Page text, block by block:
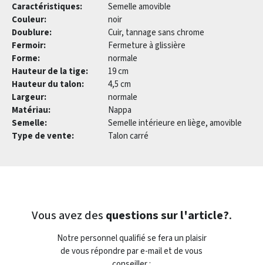
Caractéristiques:
Semelle amovible
Couleur:
noir
Doublure:
Cuir, tannage sans chrome
Fermoir:
Fermeture à glissière
Forme:
normale
Hauteur de la tige:
19 cm
Hauteur du talon:
4,5 cm
Largeur:
normale
Matériau:
Nappa
Semelle:
Semelle intérieure en liège, amovible
Type de vente:
Talon carré
Vous avez des questions sur l'article?.
Notre personnel qualifié se fera un plaisir
de vous répondre par e-mail et de vous